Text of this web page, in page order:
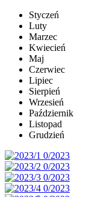
Styczeń
Luty
Marzec
Kwiecień
Maj
Czerwiec
Lipiec
Sierpień
Wrzesień
Październik
Listopad
Grudzień